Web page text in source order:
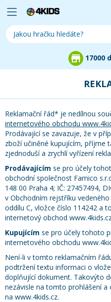
17000
Reklamační řád* je nedílnou
internetového obchodu
Prodávající se zavazuje, že v
zboží učiněné kupujícím, příjme
zjednoduší a zrychlí vyřízení
Prodávajícím se pro účely
obchodní společnost Famico
148 00 Praha 4; IČ: 27457494,
v Obchodním rejstříku
oddílu C, vložce číslo 114242 a
internetový obchod
Kupujícím se pro účely tohoto
internetového obchodu
Není-li v tomto reklamačním
podtržení textu informaci o
doplňující dokument. Takovýto
nezávisle na tomto prohlášení
na www.4kids.cz.